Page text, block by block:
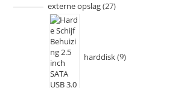
externe opslag 27
harddisk 9